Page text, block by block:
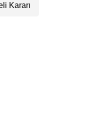
Telegram
Kararı